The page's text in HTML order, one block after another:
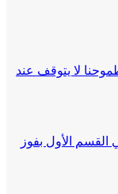
لا يتوقف عند
الأول بفوز